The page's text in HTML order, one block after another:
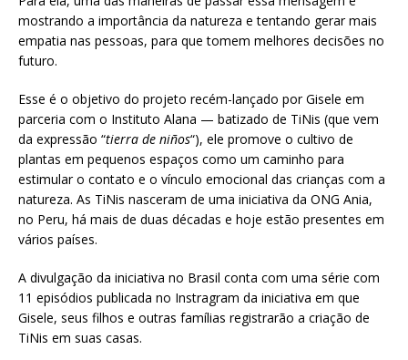
mostrando a importância da natureza e tentando gerar mais
empatia nas pessoas, para que tomem melhores decisões no
futuro.
Esse é o objetivo do projeto recém-lançado por Gisele em
parceria com o Instituto Alana — batizado de TiNis (que vem
da expressão “tierra de niños“), ele promove o cultivo de
plantas em pequenos espaços como um caminho para
estimular o contato e o vínculo emocional das crianças com a
natureza. As TiNis nasceram de uma iniciativa da ONG Ania,
no Peru, há mais de duas décadas e hoje estão presentes em
vários países.
A divulgação da iniciativa no Brasil conta com uma série com
11 episódios publicada no Instragram da iniciativa em que
Gisele, seus filhos e outras famílias registrarão a criação de
TiNis em suas casas.